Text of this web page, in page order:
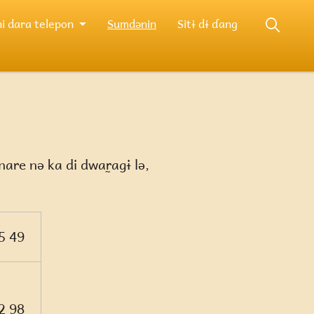
dara telepon Sumdənin Sitɨ dɨ ɗang
nə ka di dwar̰agɨ lə,
49
98